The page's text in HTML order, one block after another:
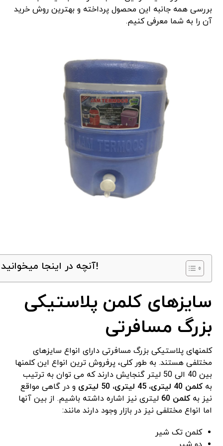
بررسی همه جانبه این محصول پرداخته و بهترین روش خرید
آن را به شما معرفی کنیم.
آنچه در اینجا میخوانید!
سایزهای کلمن پلاستیکی
بزرگ مسافرتی
کلمنهای پلاستیکی بزرگ مسافرتی دارای انواع سایزهای
مختلفی هستند. به طور کلی، پرفروش ترین انواع این کلمنها
بین 40 الی 50 لیتر گنجایش دارند که می توان به ترتیب
بهکلمن 40 لیتری، 45 لیتری، 50 لیتری
و در گاهی مواقع
نیز بهکلمن 60
لیتری نیز اشاره داشته باشیم. از بین آنها
اما انواع مختلفی نیز در بازار وجود دارند مانند:
کلمن تک شیر